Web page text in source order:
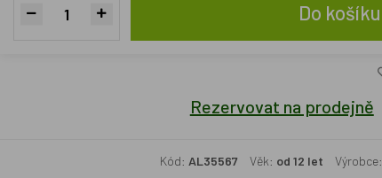
Do košíku
Rezervovat na prodejně
Kód: AL35567 Věk: od 12 let Výrobce: